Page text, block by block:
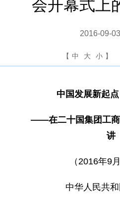
会开幕式上
2016-09-
【 中 大 小 】
中国发展新起
——在二十国集团工商
讲
（2016年9月
中华人民共和